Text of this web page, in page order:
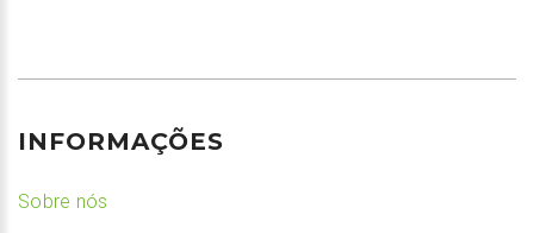
INFORMAÇÕES
Sobre nós